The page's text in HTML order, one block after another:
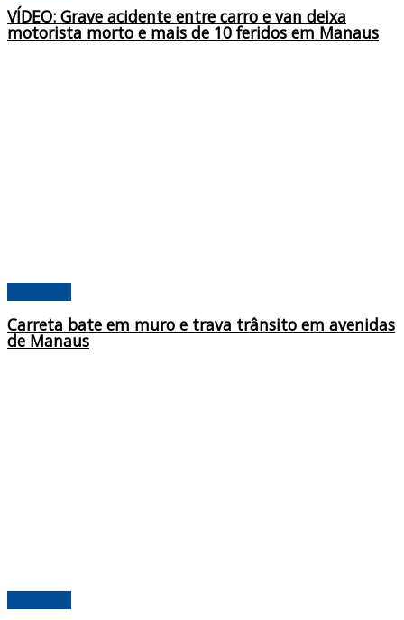
VÍDEO: Grave acidente entre carro e van deixa
motorista morto e mais de 10 feridos em Manaus
Carreta bate em muro e trava trânsito em avenidas
de Manaus